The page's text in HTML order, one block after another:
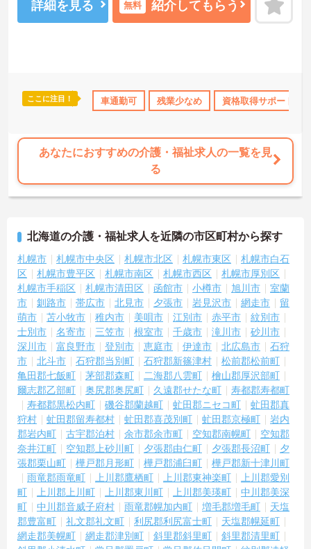
手当・補助 託児所・育児補助 無資格OK 資格取得サポート
詳細を見る 無料 紹介してもらう
ここに注目！ 車通勤可 残業少なめ 資格取得サポート
あなたにおすすめの介護・福祉求人の一覧を見
る
北海道の介護・福祉求人を近隣の市区町村から探す
札幌市 札幌市中央区 札幌市北区 札幌市東区
札幌市白石
区
札幌市豊平区 札幌市南区 札幌市西区
札幌市厚別区
札幌市手稲区
札幌市清田区 函館市 小樽市 旭川市
室蘭
市
釧路市 帯広市 北見市 夕張市 岩見沢市 網走市
留
萌市
苫小牧市 稚内市 美唄市 江別市 赤平市
紋別市
士別市
名寄市 三笠市 根室市 千歳市 滝川市
砂川市
深川市
富良野市 登別市 恵庭市 伊達市 北広島市
石狩
市
北斗市 石狩郡当別町 石狩郡新篠津村
松前郡松前町
亀田郡七飯町
茅部郡森町 二海郡八雲町
檜山郡厚沢部町
爾志郡乙部町
奥尻郡奥尻町 久遠郡せたな町
寿都郡寿都町
寿都郡黒松内町
磯谷郡蘭越町 虻田郡ニセコ町
虻田郡真
狩村
虻田郡留寿都村 虻田郡喜茂別町 虻田郡京極町
岩内
郡岩内町
古宇郡泊村 余市郡余市町 空知郡南幌町
空知郡
奈井江町
空知郡上砂川町 夕張郡由仁町 夕張郡長沼町
夕
張郡栗山町
樺戸郡月形町 樺戸郡浦臼町
樺戸郡新十津川町
雨竜郡雨竜町
上川郡鷹栖町 上川郡東神楽町
上川郡愛別
町
上川郡上川町 上川郡東川町 上川郡美瑛町
中川郡美深
町
中川郡音威子府村 雨竜郡幌加内町 増毛郡増毛町
天塩
郡豊富町
礼文郡礼文町 利尻郡利尻富士町
天塩郡幌延町
網走郡美幌町
網走郡津別町 斜里郡斜里町
斜里郡清里町